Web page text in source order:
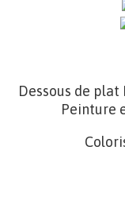
Dessous de
Peinture